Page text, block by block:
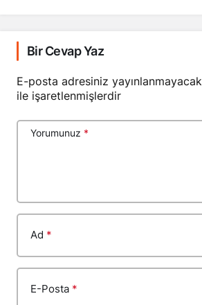
Bir Cevap Yaz
E-posta adresiniz yayınlanmayacak.
ile işaretlenmişlerdir
Yorumunuz *
Ad *
E-Posta *